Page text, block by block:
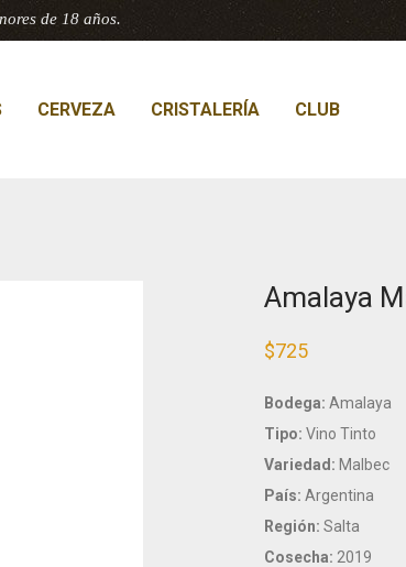
de 18 años.
CERVEZA CRISTALERÍA CLUB
Amalaya
$725
Bodega: Amalaya
Tipo: Vino Tinto
Variedad: Malbec
País: Argentina
Región: Salta
Cosecha: 2019